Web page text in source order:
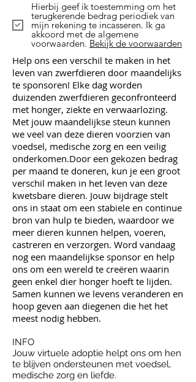
Hierbij geef ik toestemming om het
terugkerende bedrag periodiek van
mijn rekening te incasseren. Ik ga
akkoord met de algemene
voorwaarden. Bekijk de voorwaarden
Help ons een verschil te maken in het
leven van zwerfdieren door maandelijks
te sponsoren! ​​​Elke dag worden
duizenden zwerfdieren geconfronteerd
met honger, ziekte en verwaarlozing.
Met jouw maandelijkse steun kunnen
we veel van deze dieren voorzien van
voedsel, medische zorg en een veilig
onderkomen.​Door een gekozen bedrag
per maand te doneren, kun je een groot
verschil maken in het leven van deze
kwetsbare dieren. Jouw bijdrage stelt
ons in staat om een stabiele en continue
bron van hulp te bieden, waardoor we
meer dieren kunnen helpen, voeren,
castreren en verzorgen.​ Word vandaag
nog een maandelijkse sponsor en help
ons om een wereld te creëren waarin
geen enkel dier honger hoeft te lijden.
Samen kunnen we levens veranderen en
hoop geven aan diegenen die het het
meest nodig hebben.
INFO
Jouw virtuele adoptie helpt ons om hen
te blijven ondersteunen met voedsel,
medische zorg en liefde.